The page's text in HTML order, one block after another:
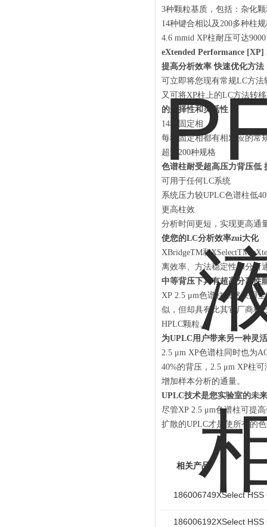
3种颗粒基质，包括：杂化
14种键合相以及200多种柱
4.6 mmid XP柱耐压可达
eXtended Performance [XP]
提高分析效率 快速优化方法
可立即将您现有常规LC方法
又可将XP柱上的LC方法转
的选择性和灵活性
14种固定相
每种固定相都有相对应的常
超过200种规格
色谱柱耐受超高压力背压低
可用于任何LC系统
系统压力较UPLC色谱柱低
更高柱效
分析时间更短，实现更高通
使您的LC分析效率zui大化
XBridgeTM和XSelectTM
离效率、方法稳定性和分析
中等背压下具有超高分离性
XP 2.5 μm色谱柱依然采用
似，但却具有比其它厂商核
HPLC颗粒。
为UPLC用户带来另一种灵
2.5 μm XP色谱柱同时也为
40%的背压，2.5 μm XP柱
增加样本分析的通量。
UPLC技术是您实验室的未
尽管XP 2.5 μm色谱柱可提
扩散的UPLC才是使所有的
相关产品
186006749XSelect
186006192XSelect